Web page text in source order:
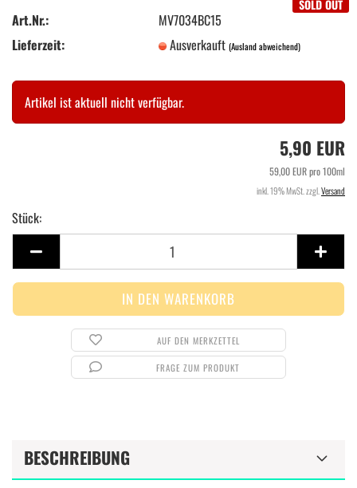
SOLD OUT
Art.Nr.:
MV7034BC15
Lieferzeit:
Ausverkauft(Ausland abweichend)
Artikel ist aktuell nicht verfügbar.
5,90 EUR
59,00 EUR pro 100ml
inkl. 19% MwSt. zzgl. Versand
Stück:
Stück
AUF DEN MERKZETTEL
FRAGE ZUM PRODUKT
BESCHREIBUNG